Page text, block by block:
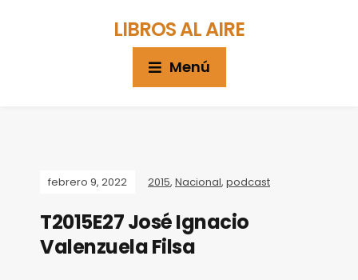
LIBROS AL AIRE
Menú
febrero 9, 2022 2015, Nacional, podcast
T2015E27 José Ignacio
Valenzuela Filsa